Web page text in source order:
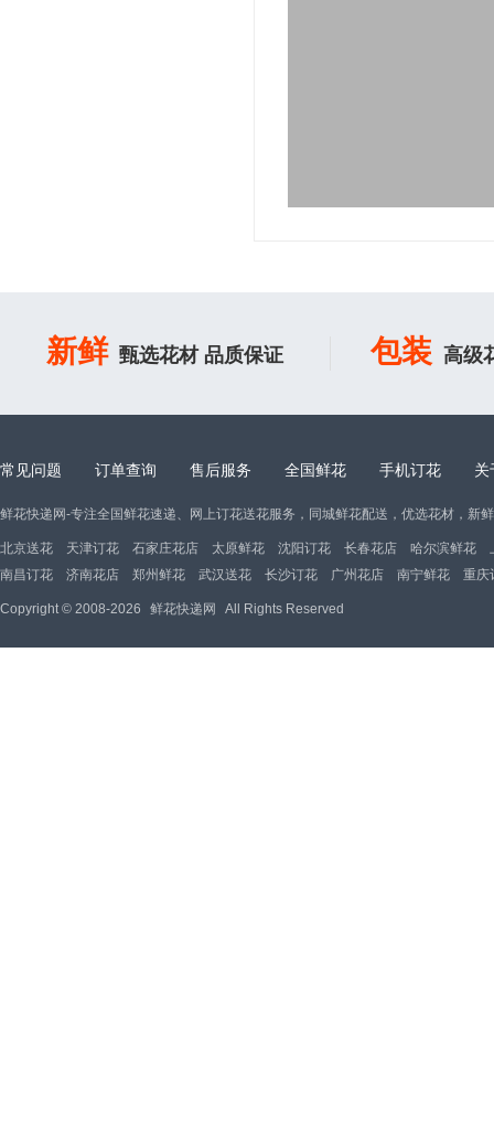
新鲜 甄选花材 品质保证 包装 高级
常见问题 订单查询 售后服务 全国鲜花 手机订花 关
鲜花快递网-专注全国鲜花速递、网上订花送花服务，同城鲜花配送，优选花材，新
北京送花 天津订花 石家庄花店 太原鲜花 沈阳订花 长春花店 哈尔滨鲜花
南昌订花
济南花店 郑州鲜花 武汉送花 长沙订花 广州花店 南宁鲜花 重庆
Copyright © 2008-2026 鲜花快递网 All Rights Reserved